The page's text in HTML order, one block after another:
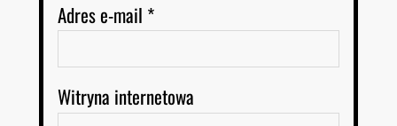
Adres e-mail *
Witryna internetowa